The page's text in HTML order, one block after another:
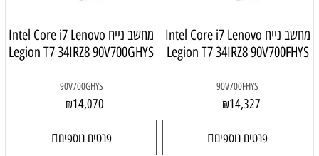
מחשב נייח Intel Core i7 Lenovo
Legion T7 34IRZ8 90V700FHYS
90V700FHYS
₪14,327
פרטים נוספים
מחשב נייח Intel Core i7 Lenovo
Legion T7 34IRZ8 90V700GHYS
90V700GHYS
₪14,070
פרטים נוספים